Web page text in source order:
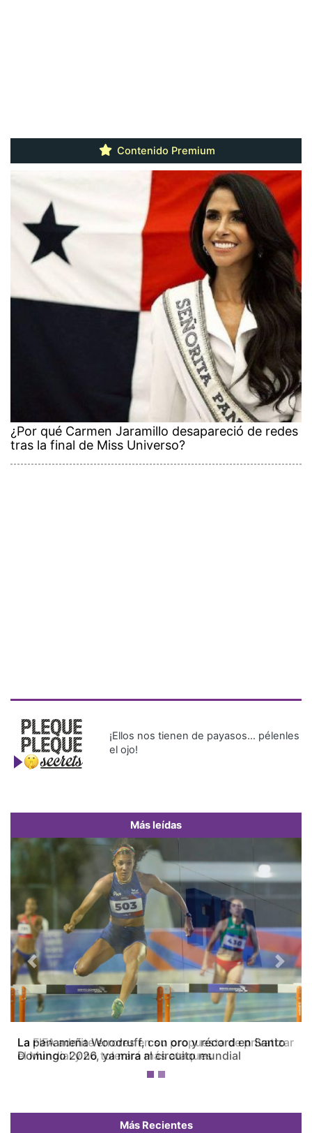
Contenido Premium
¿Por qué Carmen Jaramillo desapareció de redes
tras la final de Miss Universo?
¡Ellos nos tienen de payasos… pélenles
el ojo!
Más leídas
La FIFA admite errores en su propuesta de privatizar
el Mundial y no tolerará más ataques
Previous Next
Más Recientes